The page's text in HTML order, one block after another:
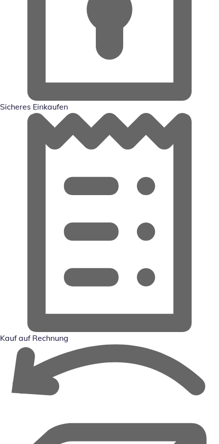
Sicheres Einkaufen
Kauf auf Rechnung